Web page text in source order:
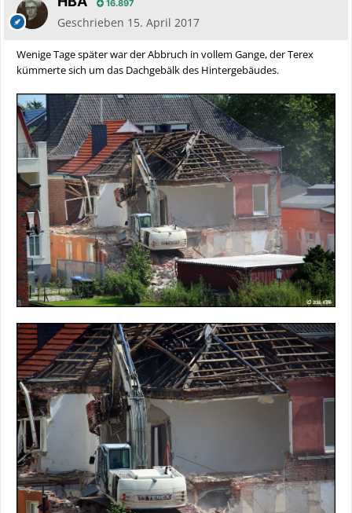
16.897
Geschrieben 15. April 2017
Wenige Tage später war der Abbruch in vollem Gange, der Terex
kümmerte sich um das Dachgebälk des Hintergebäudes.